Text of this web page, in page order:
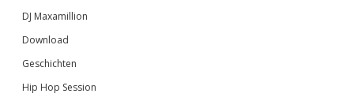
DJ Maxamillion
Download
Geschichten
Hip Hop Session